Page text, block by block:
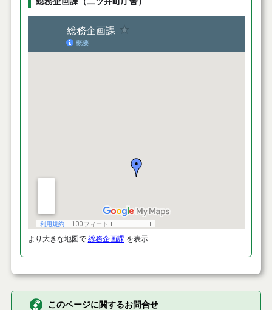
より大きな地図で 総務企画課を表示
このページに関するお問合せ